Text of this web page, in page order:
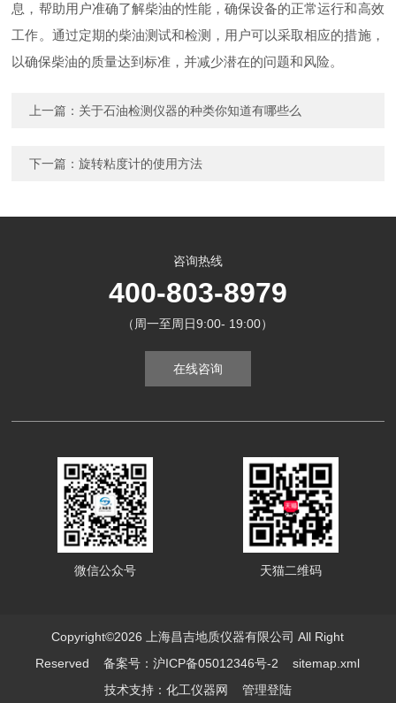
息，帮助用户准确了解柴油的性能，确保设备的正常运行和高效
工作。通过定期的柴油测试和检测，用户可以采取相应的措施，
以确保柴油的质量达到标准，并减少潜在的问题和风险。
上一篇： 关于石油检测仪器的种类你知道有哪些么
下一篇：旋转粘度计的使用方法
咨询热线
400-803-8979
（周一至周日9:00- 19:00）
在线咨询
微信公众号 天猫二维码
Copyright©2026 上海昌吉地质仪器有限公司 All Right
Reserved备案号：沪ICP备05012346号-2
sitemap.xml
技术支持： 化工仪器网 管理登陆